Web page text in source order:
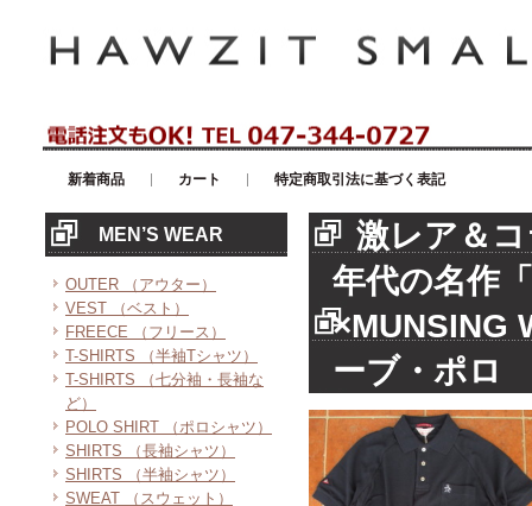
新着商品 カート 特定商取引法に基づく表記
MEN’S WEAR
OUTER （アウター）
VEST （ベスト）
FREECE （フリース）
T-SHIRTS （半袖Tシャツ）
T-SHIRTS （七分袖・長袖な
ど）
POLO SHIRT （ポロシャツ）
SHIRTS （長袖シャツ）
SHIRTS （半袖シャツ）
SWEAT （スウェット）
激レア＆
年代の名作
×MUNSING
ーブ・ポロ